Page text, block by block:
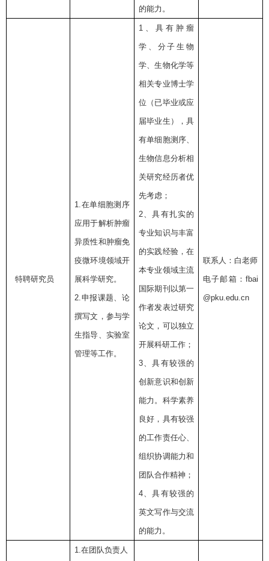
的能力。
特聘研究员
1. 在单细胞测序
应用于解析肿瘤
异质性和肿瘤免
疫微环境领域开
展科学研究。
2. 申报课题、论
撰写文，参与学
生指导、实验室
管理等工作。
1 、具有肿瘤
学、分子生物
学、生物化学等
相关专业博士学
位（已毕业或应
届毕业生），具
有单细胞测序、
生物信息分析相
关研究经历者优
先考虑；
2 、具有扎实的
专业知识与丰富
的实践经验，在
本专业领域主流
国际期刊以第一
作者发表过研究
论文，可以独立
开展科研工作；
3 、具有较强的
创新意识和创新
能力。科学素养
良好，具有较强
的工作责任心、
组织协调能力和
团队合作精神；
4 、具有较强的
英文写作与交流
的能力。
联系人：白老师
电子邮箱： fbai
@pku.edu.cn
1.在团队负责人